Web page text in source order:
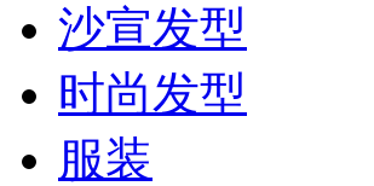
沙宣发型
时尚发型
服装